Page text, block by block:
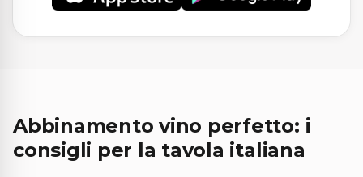
Abbinamento vino perfetto: i
consigli per la tavola italiana